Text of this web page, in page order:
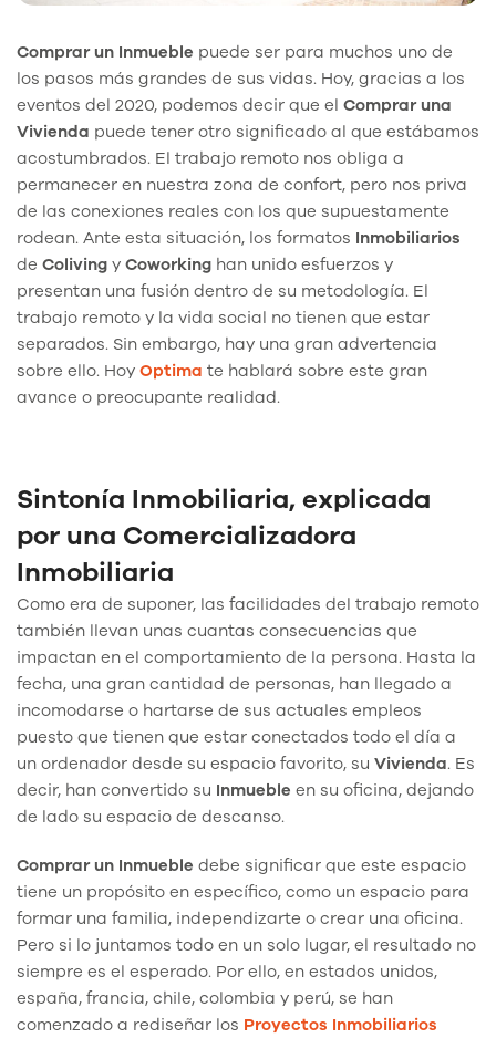
Comprar un Inmueble puede ser para muchos uno de
los pasos más grandes de sus vidas. Hoy, gracias a los
eventos del 2020, podemos decir que el Comprar una
Vivienda puede tener otro significado al que estábamos
acostumbrados. El trabajo remoto nos obliga a
permanecer en nuestra zona de confort, pero nos priva
de las conexiones reales con los que supuestamente
rodean. Ante esta situación, los formatos Inmobiliarios
de Coliving y Coworking han unido esfuerzos y
presentan una fusión dentro de su metodología. El
trabajo remoto y la vida social no tienen que estar
separados. Sin embargo, hay una gran advertencia
sobre ello. Hoy Optima te hablará sobre este gran
avance o preocupante realidad.
Sintonía Inmobiliaria, explicada
por una Comercializadora
Inmobiliaria
Como era de suponer, las facilidades del trabajo remoto
también llevan unas cuantas consecuencias que
impactan en el comportamiento de la persona. Hasta la
fecha, una gran cantidad de personas, han llegado a
incomodarse o hartarse de sus actuales empleos
puesto que tienen que estar conectados todo el día a
un ordenador desde su espacio favorito, su Vivienda. Es
decir, han convertido su Inmueble en su oficina, dejando
de lado su espacio de descanso.
Comprar un Inmueble debe significar que este espacio
tiene un propósito en específico, como un espacio para
formar una familia, independizarte o crear una oficina.
Pero si lo juntamos todo en un solo lugar, el resultado no
siempre es el esperado. Por ello, en estados unidos,
españa, francia, chile, colombia y perú, se han
comenzado a rediseñar los Proyectos Inmobiliarios